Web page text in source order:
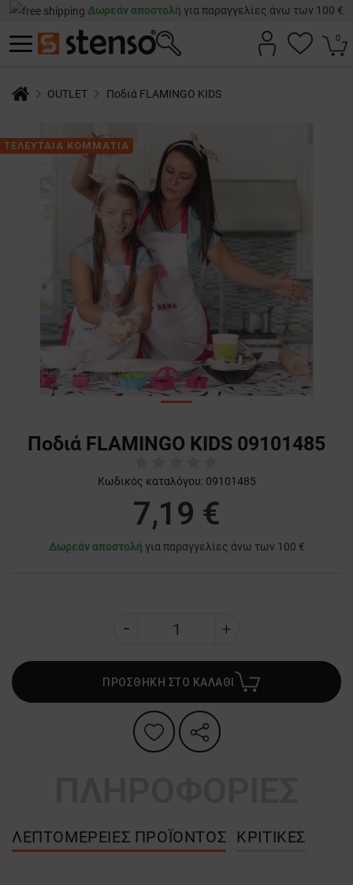
Δωρεάν αποστολή για παραγγελίες άνω των 100 €
0
OUTLET Ποδιά FLAMINGO KIDS
ΤΕΛΕΥΤΑΙΑ ΚΟΜΜΑΤΙΑ
Ποδιά FLAMINGO KIDS 09101485
Κωδικός καταλόγου: 09101485
7,19 €
Δωρεάν αποστολή για παραγγελίες άνω των 100 €
ΠΡΟΣΘΗΚΗ ΣΤΟ ΚΑΛΑΘΙ
ΛΕΠΤΟΜΈΡΕΙΕΣ ΠΡΟΪΌΝΤΟΣ ΚΡΙΤΙΚΈΣ